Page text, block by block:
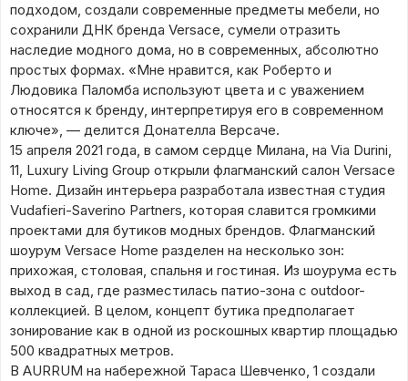
подходом, создали современные предметы мебели, но
сохранили ДНК бренда Versace, сумели отразить
наследие модного дома, но в современных, абсолютно
простых формах. «Мне нравится, как Роберто и
Людовика Паломба используют цвета и с уважением
относятся к бренду, интерпретируя его в современном
ключе», — делится Донателла Версаче.
15 апреля 2021 года, в самом сердце Милана, на Via Durini,
11, Luxury Living Group открыли флагманский салон Versace
Home. Дизайн интерьера разработала известная студия
Vudafieri-Saverino Partners, которая славится громкими
проектами для бутиков модных брендов. Флагманский
шоурум Versace Home разделен на несколько зон:
прихожая, столовая, спальня и гостиная. Из шоурума есть
выход в сад, где разместилась патио-зона с outdoor-
коллекцией. В целом, концепт бутика предполагает
зонирование как в одной из роскошных квартир площадью
500 квадратных метров.
В AURRUM на набережной Тараса Шевченко, 1 создали